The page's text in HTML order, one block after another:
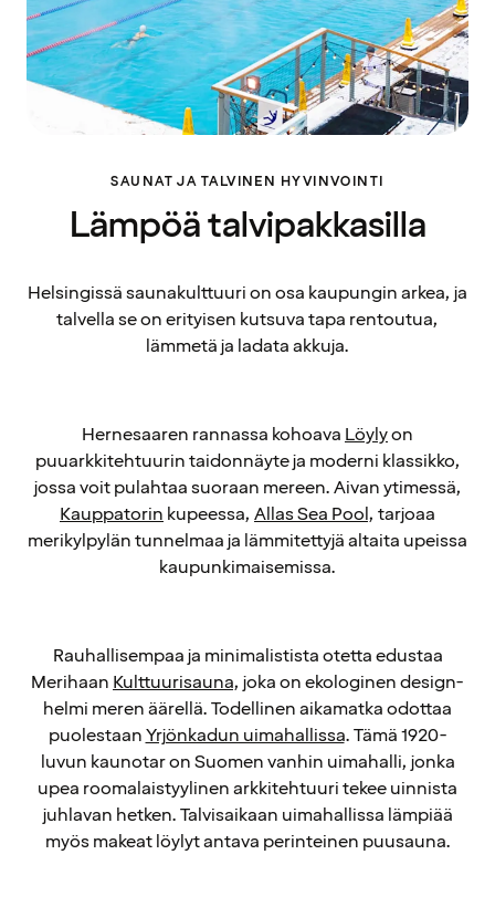
SAUNAT JA TALVINEN HYVINVOINTI
Lämpöä talvipakkasilla
Helsingissä saunakulttuuri on osa kaupungin arkea, ja
talvella se on erityisen kutsuva tapa rentoutua,
lämmetä ja ladata akkuja.
Hernesaaren rannassa kohoava Löylyon
puuarkkitehtuurin taidonnäyte ja moderni klassikko,
jossa voit pulahtaa suoraan mereen. Aivan ytimessä,
Kauppatorin kupeessa, Allas Sea Pool, tarjoaa
merikylpylän tunnelmaa ja lämmitettyjä altaita upeissa
kaupunkimaisemissa.
Rauhallisempaa ja minimalistista otetta edustaa
Merihaan Kulttuurisauna, joka on ekologinen design-
helmi meren äärellä. Todellinen aikamatka odottaa
puolestaanYrjönkadun uimahallissa. Tämä 1920-
luvun kaunotar on Suomen vanhin uimahalli, jonka
upea roomalaistyylinen arkkitehtuuri tekee uinnista
juhlavan hetken. Talvisaikaan uimahallissa lämpiää
myös makeat löylyt antava perinteinen puusauna.